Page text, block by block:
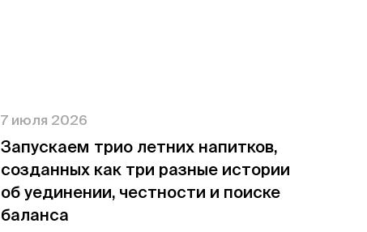
7 июля 2026
Запускаем трио летних напитков,
созданных как три разные истории
об уединении, честности и поиске
баланса